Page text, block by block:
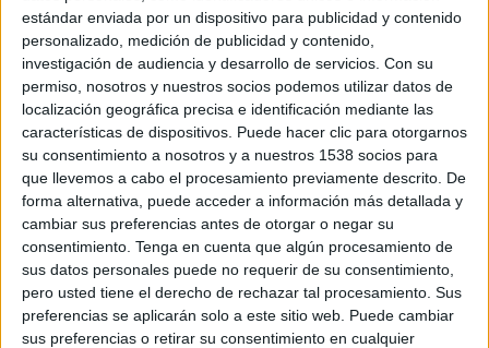
estándar enviada por un dispositivo para publicidad y contenido
personalizado, medición de publicidad y contenido,
investigación de audiencia y desarrollo de servicios. Con su
permiso, nosotros y nuestros socios podemos utilizar datos de
localización geográfica precisa e identificación mediante las
características de dispositivos. Puede hacer clic para otorgarnos
su consentimiento a nosotros y a nuestros 1538 socios para
que llevemos a cabo el procesamiento previamente descrito. De
forma alternativa, puede acceder a información más detallada y
cambiar sus preferencias antes de otorgar o negar su
consentimiento. Tenga en cuenta que algún procesamiento de
sus datos personales puede no requerir de su consentimiento,
pero usted tiene el derecho de rechazar tal procesamiento. Sus
preferencias se aplicarán solo a este sitio web. Puede cambiar
sus preferencias o retirar su consentimiento en cualquier
Directora de cuentas: Mónica Payno
Supervisora de cuentas: Laura Galiana
Ejecutiva de cuentas: Carolina Contreras
Agencia: TBS
Director creativo ejecutivo: Eric Bech
Directora de arte: Lydia Hernández García-Rojo
Redactora creativa: Marina Santa Cruz
Jefe de producción: Javier Torrijos
Ayudante de producción: Alejandra González
Diseñadores gráficos: Edu Abellán, Sergio
Fernández
Diseñadora motion: Diana Villar
Dirección de fotografía: César Tarancón